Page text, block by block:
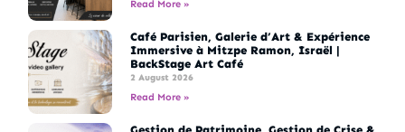
Read More »
Café Parisien, Galerie d’Art & Expérience
Immersive à Mitzpe Ramon, Israël |
BackStage Art Café
2 August 2026
Read More »